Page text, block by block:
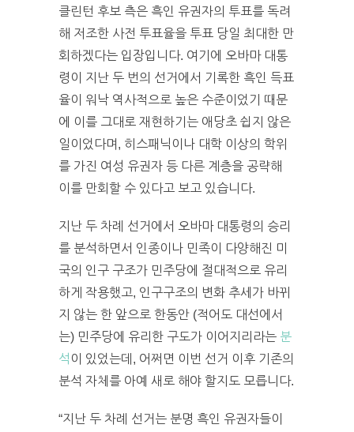
클린턴 후보 측은 흑인 유권자의 투표를 독려
해 저조한 사전 투표율을 투표 당일 최대한 만
회하겠다는 입장입니다. 여기에 오바마 대통
령이 지난 두 번의 선거에서 기록한 흑인 득표
율이 워낙 역사적으로 높은 수준이었기 때문
에 이를 그대로 재현하기는 애당초 쉽지 않은
일이었다며, 히스패닉이나 대학 이상의 학위
를 가진 여성 유권자 등 다른 계층을 공략해
이를 만회할 수 있다고 보고 있습니다.
지난 두 차례 선거에서 오바마 대통령의 승리
를 분석하면서 인종이나 민족이 다양해진 미
국의 인구 구조가 민주당에 절대적으로 유리
하게 작용했고, 인구구조의 변화 추세가 바뀌
지 않는 한 앞으로 한동안 (적어도 대선에서
는) 민주당에 유리한 구도가 이어지리라는 분
석 이 있었는데, 어쩌면 이번 선거 이후 기존의
분석 자체를 아예 새로 해야 할지도 모릅니다.
“지난 두 차례 선거는 분명 흑인 유권자들이